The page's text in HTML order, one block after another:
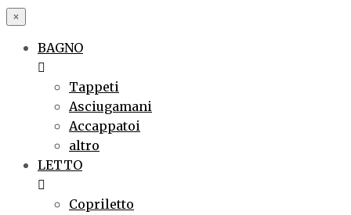
×
BAGNO
Tappeti
Asciugamani
Accappatoi
altro
LETTO
Copriletto